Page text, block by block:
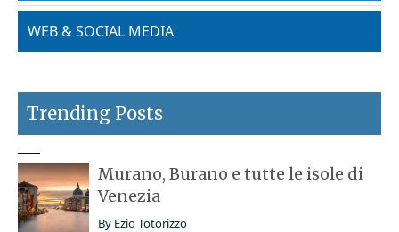
WEB & SOCIAL MEDIA
Trending Posts
Murano, Burano e tutte le isole di
Venezia
By Ezio Totorizzo